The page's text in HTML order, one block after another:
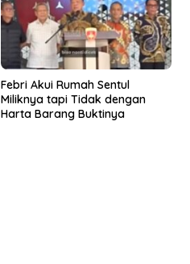
Febri Akui Rumah Sentul
Miliknya tapi Tidak dengan
Harta Barang Buktinya